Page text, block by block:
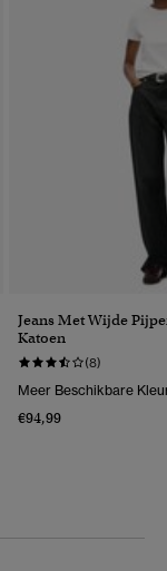
Jeans Met Wijde
Katoen
(8)
Meer Beschikbare
€94,99